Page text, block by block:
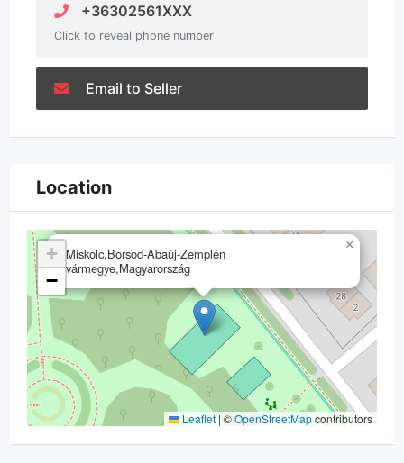
+36302561XXX
Click to reveal phone number
Email to Seller
Location
Miskolc,Borsod-Abaúj-Zemplén
vármegye,Magyarország
×
+
−
Leaflet | ©OpenStreetMapcontributors